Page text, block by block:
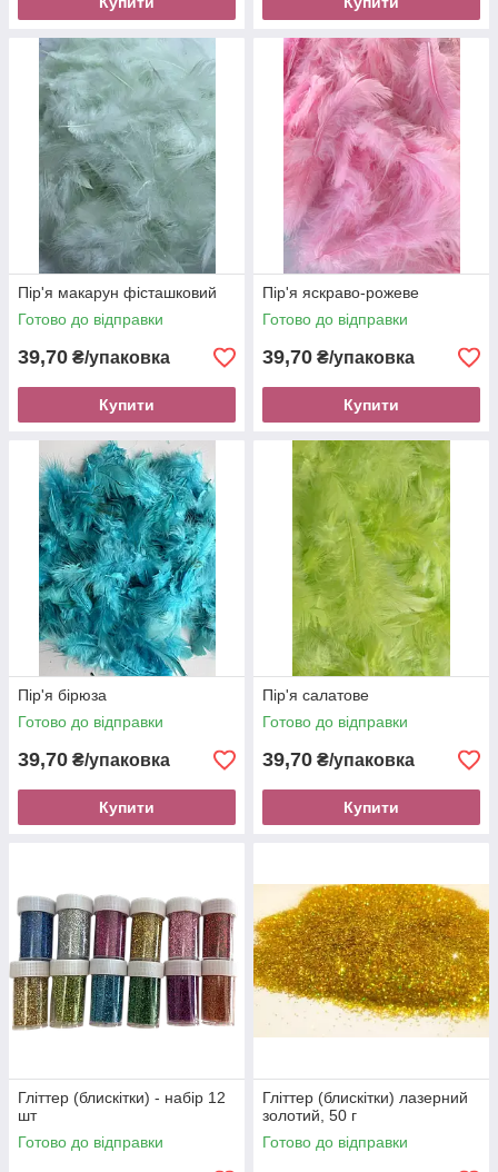
Пір'я макарун фісташковий
Готово до відправки
39,70 ₴/упаковка
Купити
Пір'я яскраво-рожеве
Готово до відправки
39,70 ₴/упаковка
Купити
Пір'я бірюза
Готово до відправки
39,70 ₴/упаковка
Купити
Пір'я салатове
Готово до відправки
39,70 ₴/упаковка
Купити
Гліттер (блискітки) - набір 12
шт
Готово до відправки
Гліттер (блискітки) лазерний
золотий, 50 г
Готово до відправки